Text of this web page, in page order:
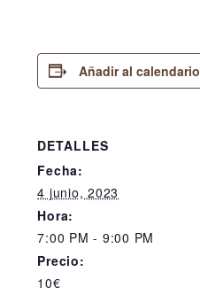
Añadir al calendario
DETALLES
Fecha:
4 junio, 2023
Hora:
7:00 PM - 9:00 PM
Precio:
10€